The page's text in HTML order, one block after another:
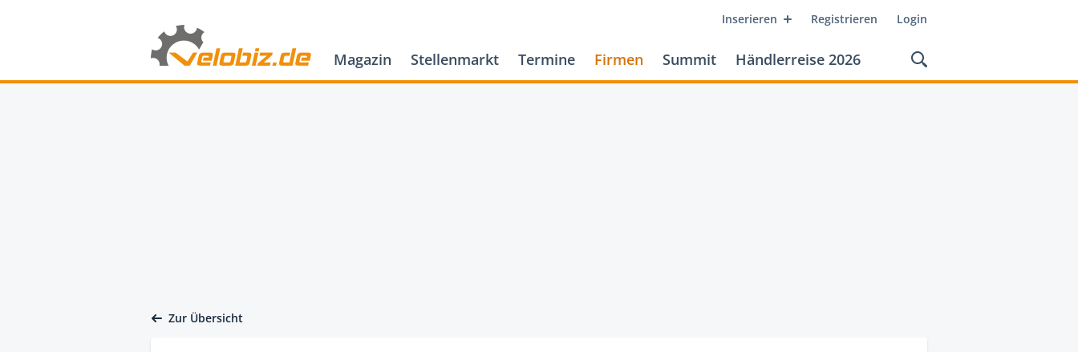
Inserieren Registrieren Login
Magazin Stellenmarkt Termine Firmen Summit Händlerreise 2026
Zur Übersicht